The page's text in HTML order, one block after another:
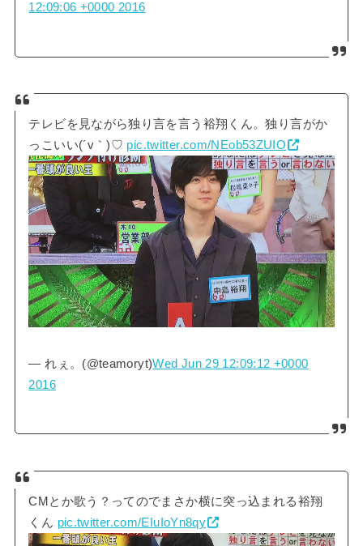
12:09:06 +0000 2016
テレビを見ながら独り言を言う裕翔くん。独り言がか
っこいい(´v｀)♡ pic.twitter.com/NEob53ZUIO
— れぇ。(@teamoryt)Wed Jun 29 12:09:12 +0000
2016
CMとか歌う？ってのでまさか横に突っ込まれる裕翔
くん pic.twitter.com/EIuIoYn8qy